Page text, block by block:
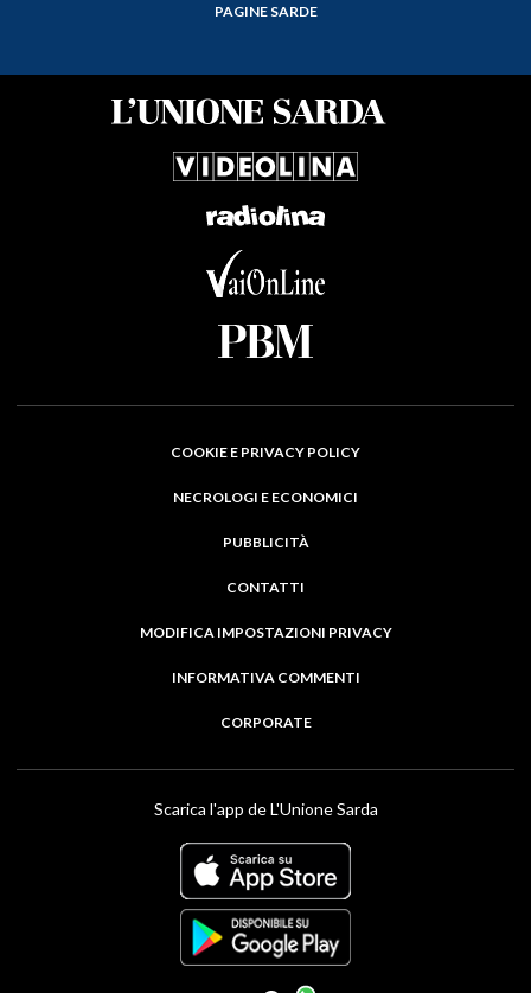
PAGINE SARDE
COOKIE E PRIVACY POLICY
NECROLOGI E ECONOMICI
PUBBLICITÀ
CONTATTI
MODIFICA IMPOSTAZIONI PRIVACY
INFORMATIVA COMMENTI
CORPORATE
Scarica l'app de L'Unione Sarda